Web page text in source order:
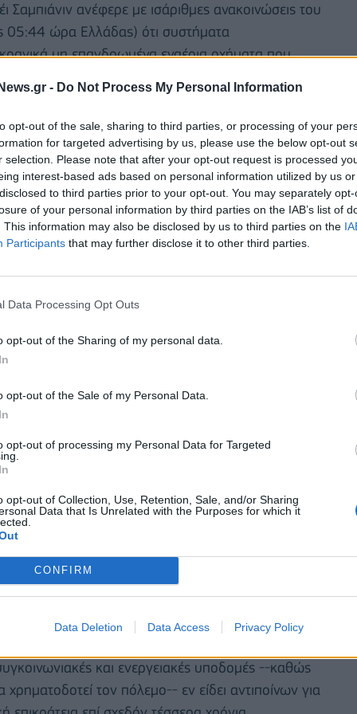
- Do Not Process My Personal Information
opt-out of the sale, sharing to third parties, or processing of your
for targeted advertising by us, please use the below opt-out
selection. Please note that after your opt-out request is processed
interest-based ads based on personal information utilized by us
to third parties prior to your opt-out. You may separately
of your personal information by third parties on the IAB’s list of
This information may also be disclosed by us to third parties on the
Participants that may further disclose it to other third parties.
Data Processing Opt Outs
opt-out of the Sharing of my personal data.
opt-out of the Sale of my Personal Data.
opt-out of processing my Personal Data for Targeted
opt-out of Collection, Use, Retention, Sale, and/or Sharing
Data that Is Unrelated with the Purposes for which it
CONFIRM
Data Deletion Data Access Privacy Policy
ανέφερε με ισάριθμες ανακοινώσεις του
05:44 ώρα Ελλάδας) ότι συστήματα
μη επανδρωμένα εναέρια οχήματα που
σε θύματα ή ζημιές.
την πρωτεύουσα της Ρωσίας οι
σύμφωνα με ανακοινώσεις του
Άρτεμ Καρινιάκο, επίσης μέσω Telegram.
στην καθημερινή πρωινή ενημέρωσή του μέσω
καταρρίφθηκαν συνολικά 172 ουκρανικά
περιφέρειας Μπριάνσκ.
πυρκαγιά στις εγκαταστάσεις «επιχείρησης»
ο επικεφαλής των τοπικών αρχών Ντμίτρι
δραστηριότητας της «επιχείρησης» όπου
περιφέρεια καταστράφηκαν 12 ουκρανικά
μήνες τις επιδρομές του είδους στη Ρωσία,
και ενεργειακές υποδομές --καθώς
τον πόλεμο-- εν είδει αντιποίνων για